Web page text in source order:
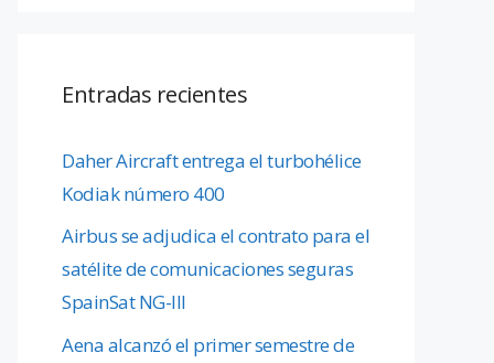
Entradas recientes
Daher Aircraft entrega el turbohélice
Kodiak número 400
Airbus se adjudica el contrato para el
satélite de comunicaciones seguras
SpainSat NG-III
Aena alcanzó el primer semestre de